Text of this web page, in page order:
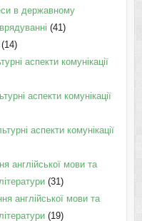
в державному
(41)
(14)
аспекти комунікації
аспекти комунікації
аспекти комунікації
англійської мови та
(31)
англійської мови та
(19)